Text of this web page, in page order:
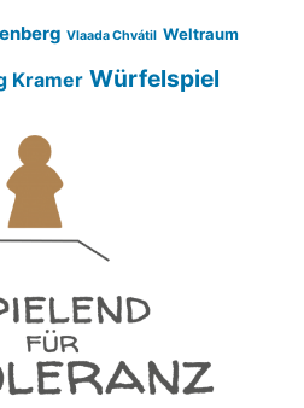
Vlaada Chvátil Weltraum
Kramer Würfelspiel